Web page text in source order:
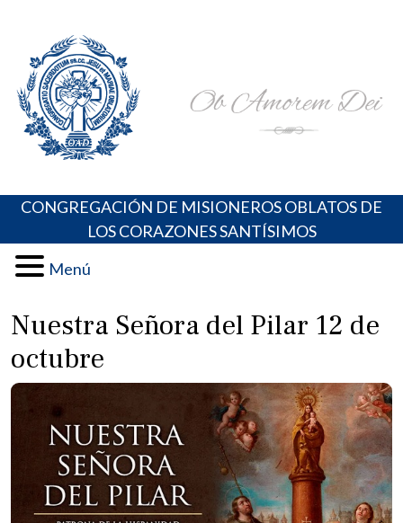
content
Portal de los Padres Oblatos. Advocaciones Marianas,
Oraciones, Música religiosa y más
CONGREGACIÓN DE MISIONEROS OBLATOS DE
LOS CORAZONES SANTÍSIMOS
Menú
Nuestra Señora del Pilar 12 de
octubre